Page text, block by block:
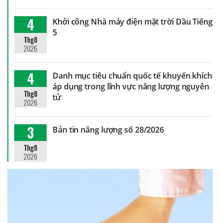
4
Thg8
2026
Khởi công Nhà máy điện mặt trời Dầu Tiếng
5
4
Thg8
2026
Danh mục tiêu chuẩn quốc tế khuyến khích
áp dụng trong lĩnh vực năng lượng nguyên
tử
3
Thg8
2026
Bản tin năng lượng số 28/2026